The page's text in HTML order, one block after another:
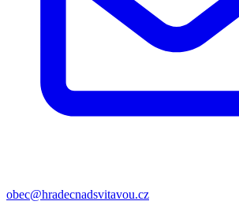
obec@hradecnadsvitavou.cz